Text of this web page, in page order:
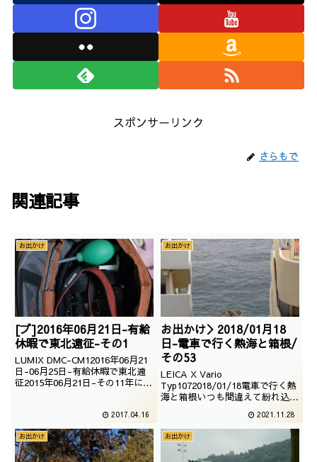
スポンサーリンク
さらもで
関連記事
お出かけ
[ブ]2016年06月21日-有給
休暇で東北遠征-その1
LUMIX DMC-CM12016年06月21
日-06月25日-有給休暇で東北遠
征2015年06月21日-その11年に1
給休暇の旅をサラネで記事にさせ
て頂いております。｜東北遠征｜
2017.04.16
お出かけ
お出かけ＞2018/01月18
日-電車で行く熱海と箱根/
その53
LEICA X Vario
Typ1072018/01/18電車で行く熱
海と箱根いつも間違えて紛れ込ん
てみるととても美しいのでござい
ます。｜電車で行く熱海の旅
2018|
2021.11.28
お出かけ お出かけ